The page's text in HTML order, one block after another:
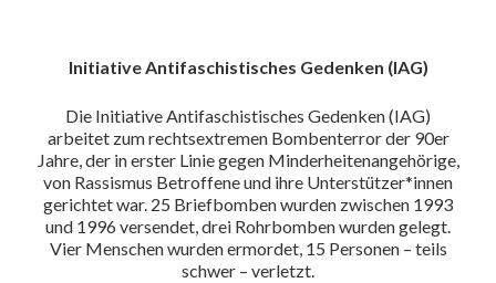
Initiative Antifaschistisches Gedenken (IAG)
Die Initiative Antifaschistisches Gedenken (IAG)
arbeitet zum rechtsextremen Bombenterror der 90er
Jahre, der in erster Linie gegen Minderheitenangehörige,
von Rassismus Betroffene und ihre Unterstützer*innen
gerichtet war. 25 Briefbomben wurden zwischen 1993
und 1996 versendet, drei Rohrbomben wurden gelegt.
Vier Menschen wurden ermordet, 15 Personen – teils
schwer – verletzt.